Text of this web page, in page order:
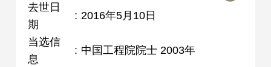
去世日
期
: 2016年5月10日
当选信
息
: 中国工程院院士 2003年